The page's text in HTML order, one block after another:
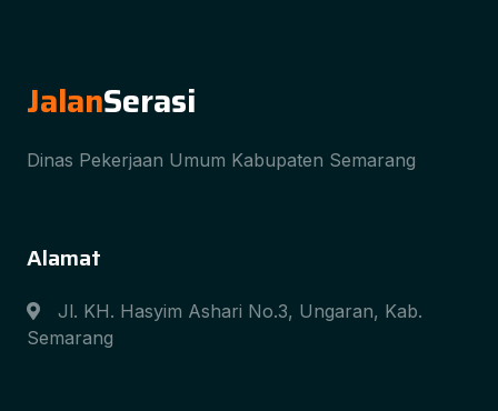
JalanSerasi
Dinas Pekerjaan Umum Kabupaten Semarang
Alamat
Jl. KH. Hasyim Ashari No.3, Ungaran, Kab.
Semarang